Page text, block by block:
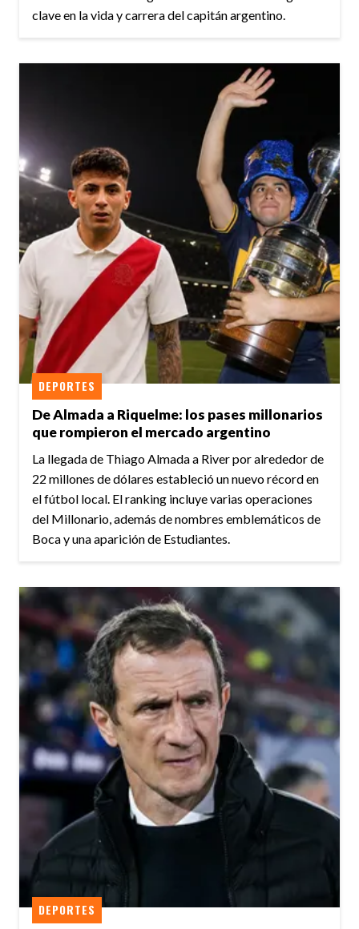
clave en la vida y carrera del capitán argentino.
De Almada a Riquelme: los pases millonarios
que rompieron el mercado argentino
DEPORTES
La llegada de Thiago Almada a River por alrededor de
22 millones de dólares estableció un nuevo récord en
el fútbol local. El ranking incluye varias operaciones
del Millonario, además de nombres emblemáticos de
Boca y una aparición de Estudiantes.
DEPORTES